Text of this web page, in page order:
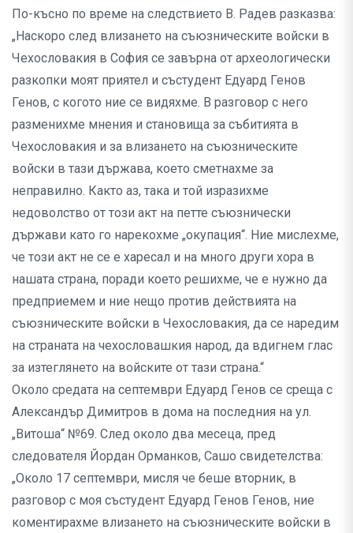
По-късно по време на следствието В. Радев разказва:
„Наскоро след влизането на съюзническите войски в
Чехословакия в София се завърна от археологически
разкопки моят приятел и състудент Едуард Генов
Генов, с когото ние се видяхме. В разговор с него
разменихме мнения и становища за събитията в
Чехословакия и за влизането на съюзническите
войски в тази държава, което сметнахме за
неправилно. Както аз, така и той изразихме
недоволство от този акт на петте съюзнически
държави като го нарекохме „окупация“. Ние мислехме,
че този акт не се е харесал и на много други хора в
нашата страна, поради което решихме, че е нужно да
предприемем и ние нещо против действията на
съюзническите войски в Чехословакия, да се наредим
на страната на чехословашкия народ, да вдигнем глас
за изтеглянето на войските от тази страна.“
Около средата на септември Едуард Генов се среща с
Александър Димитров в дома на последния на ул.
„Витоша“ №69. След около два месеца, пред
следователя Йордан Орманков, Сашо свидетелства:
„Около 17 септември, мисля че беше вторник, в
разговор с моя състудент Едуард Генов Генов, ние
коментирахме влизането на съюзническите войски в